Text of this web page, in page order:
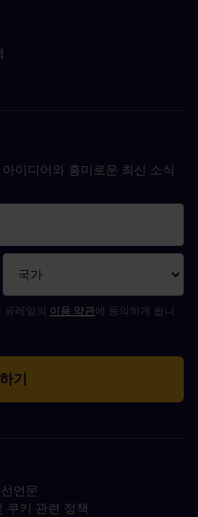
이디어와 흥미로운 최신 소식
습니다. 나중에 다시 시도해 주세요.
다!동의하셔야 합니다.
유레일의 이용 약관에 동의하게 됩니
언문
쿠키 관련 정책